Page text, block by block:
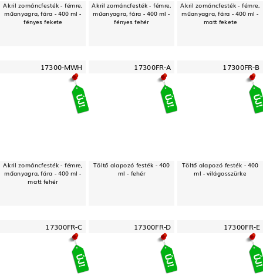
Akril zománcfesték - fémre,
műanyagra, fára - 400 ml -
fényes fekete
Akril zománcfesték - fémre,
műanyagra, fára - 400 ml -
fényes fehér
Akril zománcfesték - fémre,
műanyagra, fára - 400 ml -
matt fekete
17300-MWH
Akril zománcfesték - fémre,
műanyagra, fára - 400 ml -
matt fehér
17300FR-A
Töltő alapozó festék - 400
ml - fehér
17300FR-B
Töltő alapozó festék - 400
ml - világosszürke
17300FR-C 17300FR-D 17300FR-E